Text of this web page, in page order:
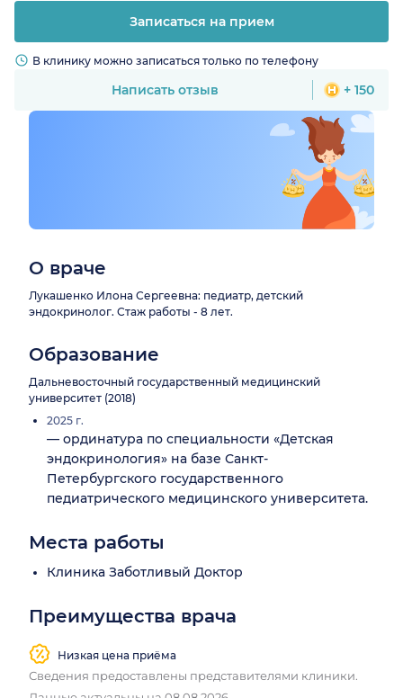
Записаться на прием
В клинику можно записаться только по телефону
Написать отзыв + 150
О враче
Лукашенко Илона Сергеевна: педиатр, детский
эндокринолог. Стаж работы - 8 лет.
Образование
Дальневосточный государственный медицинский
университет (2018)
2025 г.
— ординатура по специальности «Детская
эндокринология» на базе Санкт-
Петербургского государственного
педиатрического медицинского университета.
Места работы
Клиника Заботливый Доктор
Преимущества врача
Низкая цена приёма
Сведения предоставлены представителями клиники.